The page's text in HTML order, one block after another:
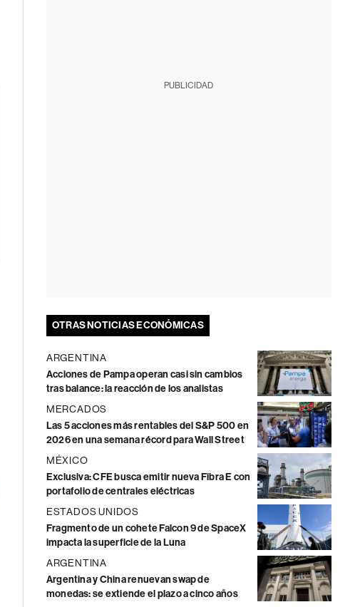
PUBLICIDAD
OTRAS NOTICIAS ECONÓMICAS
ARGENTINA
Acciones de Pampa operan casi sin cambios
tras balance: la reacción de los analistas
MERCADOS
Las 5 acciones más rentables del S&P 500 en
2026 en una semana récord para Wall Street
MÉXICO
Exclusiva: CFE busca emitir nueva Fibra E con
portafolio de centrales eléctricas
ESTADOS UNIDOS
Fragmento de un cohete Falcon 9 de SpaceX
impacta la superficie de la Luna
ARGENTINA
Argentina y China renuevan swap de
monedas: se extiende el plazo a cinco años